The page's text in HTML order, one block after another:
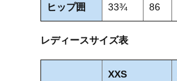
ヒップ囲 33¾ 86
レディースサイズ表
XXS